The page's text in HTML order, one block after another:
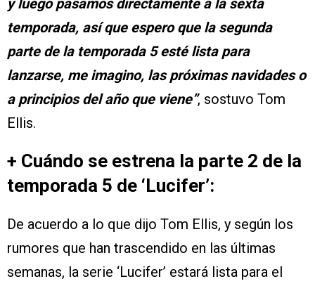
temporada, así que espero que la segunda
parte de la temporada 5 esté lista para
lanzarse, me imagino, las próximas navidades o
a principios del año que viene”, sostuvo Tom
Ellis.
+ Cuándo se estrena la parte 2 de la
temporada 5 de ‘Lucifer’:
De acuerdo a lo que dijo Tom Ellis, y según los
rumores que han trascendido en las últimas
semanas, la serie ‘Lucifer’ estará lista para el